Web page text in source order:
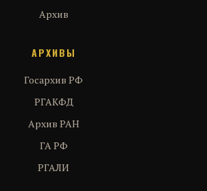
Архив
АРХИВЫ
Госархив РФ
РГАКФД
Архив РАН
ГА РФ
РГАЛИ